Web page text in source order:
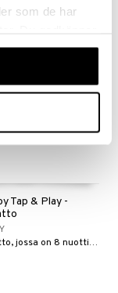
som de har
vår webbplats.
Tap & Play -
Musiikkimatto, jossa on 8 nuottia ja 5 eläinääntä.